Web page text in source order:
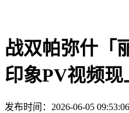
战双帕弥什「
印象PV视频现
发布时间：2026-06-05 09:53:06